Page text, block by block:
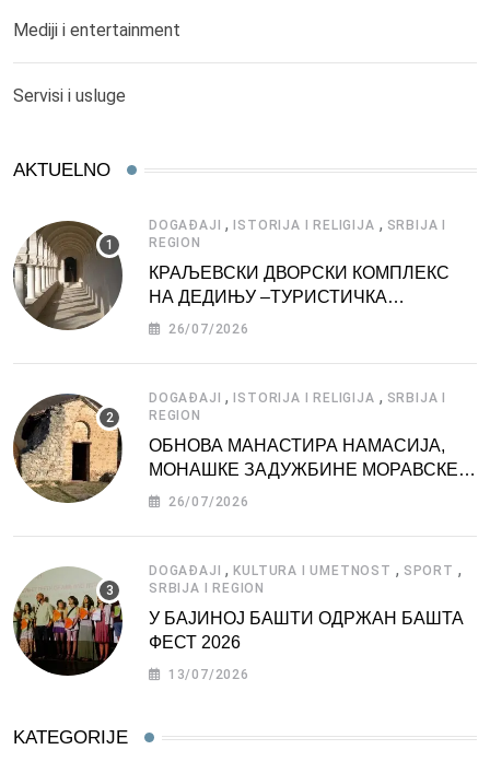
Mediji i entertainment
Servisi i usluge
AKTUELNO
DOGAĐAJI , ISTORIJA I RELIGIJA , SRBIJA I
REGION
КРАЉЕВСКИ ДВОРСКИ КОМПЛЕКС
НА ДЕДИЊУ –ТУРИСТИЧКА
АТРАКЦИЈА
26/07/2026
DOGAĐAJI , ISTORIJA I RELIGIJA , SRBIJA I
REGION
ОБНОВА МАНАСТИРА НАМАСИЈА,
МОНАШКЕ ЗАДУЖБИНЕ МОРАВСКЕ
СРБИЈЕ
26/07/2026
DOGAĐAJI ,KULTURA I UMETNOST , SPORT ,
SRBIJA I REGION
У БАЈИНОЈ БАШТИ ОДРЖАН БАШТА
ФЕСТ 2026
13/07/2026
KATEGORIJE